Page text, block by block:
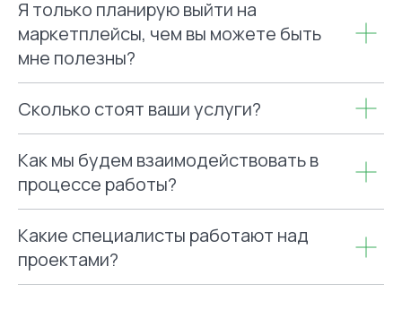
Я только планирую выйти на
маркетплейсы, чем вы можете быть
мне полезны?
Сколько стоят ваши услуги?
Как мы будем взаимодействовать в
процессе работы?
Какие специалисты работают над
проектами?